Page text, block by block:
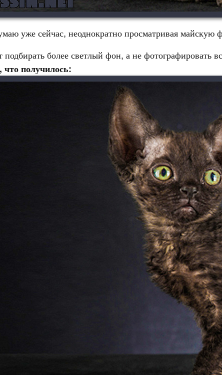
уже сейчас, неоднократно просматривая
подбирать более светлый фон, а не фотографировать
что получилось: